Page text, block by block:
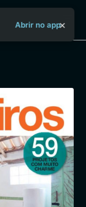
Bancah
Abrir no app×